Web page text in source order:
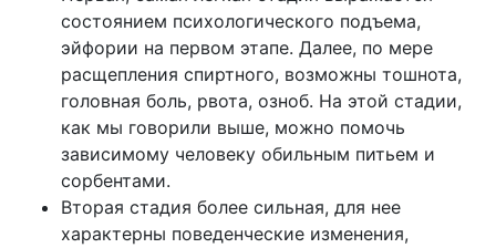
состоянием психологического подъема,
эйфории на первом этапе. Далее, по мере
расщепления спиртного, возможны тошнота,
головная боль, рвота, озноб. На этой стадии,
как мы говорили выше, можно помочь
зависимому человеку обильным питьем и
сорбентами.
Вторая стадия более сильная, для нее
характерны поведенческие изменения,